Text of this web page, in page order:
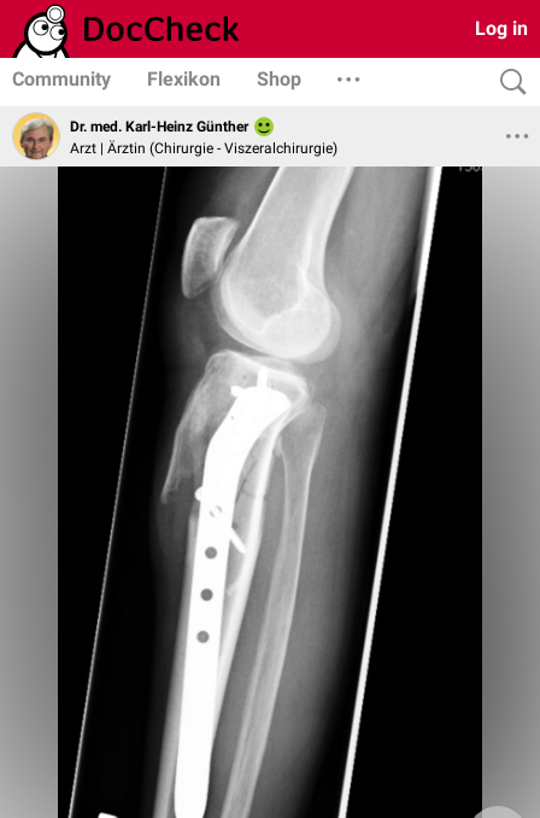
Log in
Community Flexikon Shop
Dr. med. Karl-Heinz Günther
Arzt | Ärztin (Chirurgie - Viszeralchirurgie)